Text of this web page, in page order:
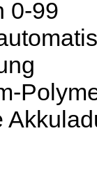
0-99